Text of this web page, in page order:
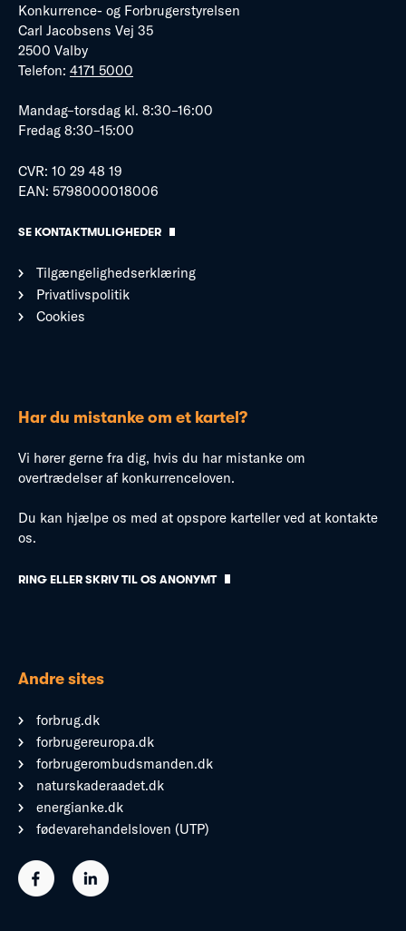
Konkurrence- og Forbrugerstyrelsen
Carl Jacobsens Vej 35
2500 Valby
Telefon: 4171 5000
Mandag–torsdag kl. 8:30–16:00
Fredag 8:30–15:00
CVR: 10 29 48 19
EAN: 5798000018006
SE KONTAKTMULIGHEDER
Tilgængelighedserklæring
Privatlivspolitik
Cookies
Har du mistanke om et kartel?
Vi hører gerne fra dig, hvis du har mistanke om
overtrædelser af konkurrenceloven.
Du kan hjælpe os med at opspore karteller ved at kontakte
os.
RING ELLER SKRIV TIL OS ANONYMT
Andre sites
forbrug.dk
forbrugereuropa.dk
forbrugerombudsmanden.dk
naturskaderaadet.dk
energianke.dk
fødevarehandelsloven (UTP)